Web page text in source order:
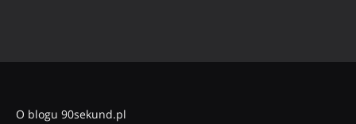
O blogu 90sekund.pl